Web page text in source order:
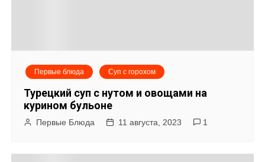
Первые блюда Суп с горохом
Турецкий суп с нутом и овощами на
курином бульоне
Первые Блюда 11 августа, 2023 1